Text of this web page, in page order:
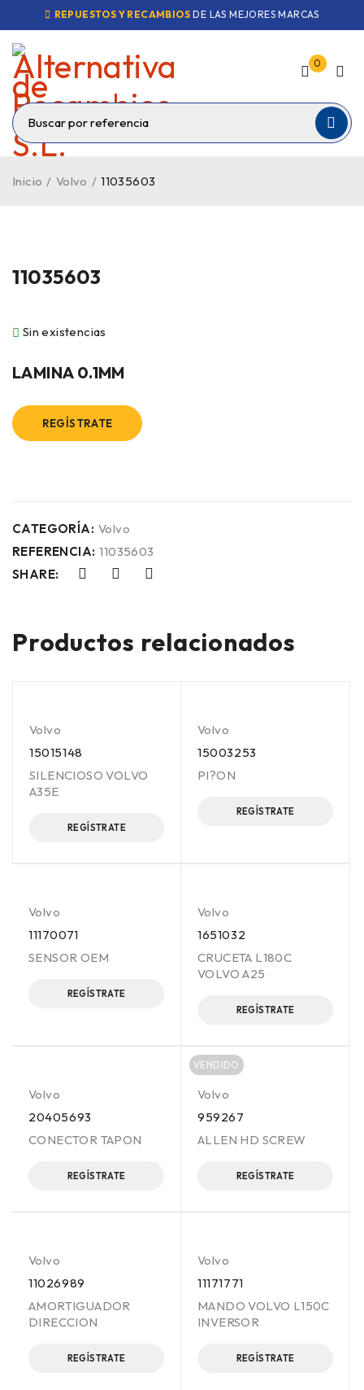
REPUESTOS Y RECAMBIOS DE LAS MEJORES MARCAS
0
Inicio / Volvo / 11035603
11035603
Sin existencias
LAMINA 0.1MM
REGÍSTRATE
CATEGORÍA: Volvo
REFERENCIA: 11035603
SHARE:
Productos relacionados
Volvo
15015148
SILENCIOSO VOLVO
A35E
REGÍSTRATE
Volvo
15003253
PI?ON
REGÍSTRATE
Volvo
11170071
SENSOR OEM
REGÍSTRATE
Volvo
1651032
CRUCETA L180C
VOLVO A25
REGÍSTRATE
Volvo
20405693
CONECTOR TAPON
REGÍSTRATE
VENDIDO
Volvo
959267
ALLEN HD SCREW
REGÍSTRATE
Volvo
11026989
AMORTIGUADOR
DIRECCION
REGÍSTRATE
Volvo
11171771
MANDO VOLVO L150C
INVERSOR
REGÍSTRATE